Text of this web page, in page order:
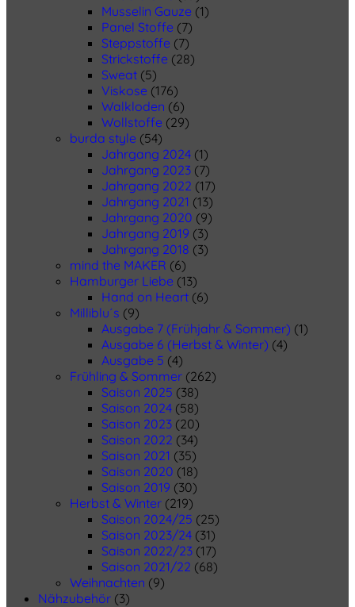
Musselin Gauze (1)
Panel Stoffe (7)
Steppstoffe (7)
Strickstoffe (28)
Sweat (5)
Viskose (176)
Walkloden (6)
Wollstoffe (29)
burda style (54)
Jahrgang 2024 (1)
Jahrgang 2023 (7)
Jahrgang 2022 (17)
Jahrgang 2021 (13)
Jahrgang 2020 (9)
Jahrgang 2019 (3)
Jahrgang 2018 (3)
mind the MAKER (6)
Hamburger Liebe (13)
Hand on Heart (6)
Milliblu´s (9)
Ausgabe 7 (Frühjahr & Sommer) (1)
Ausgabe 6 (Herbst & Winter) (4)
Ausgabe 5 (4)
Frühling & Sommer (262)
Saison 2025 (38)
Saison 2024 (58)
Saison 2023 (20)
Saison 2022 (34)
Saison 2021 (35)
Saison 2020 (18)
Saison 2019 (30)
Herbst & Winter (219)
Saison 2024/25 (25)
Saison 2023/24 (31)
Saison 2022/23 (17)
Saison 2021/22 (68)
Weihnachten (9)
Nähzubehör (3)